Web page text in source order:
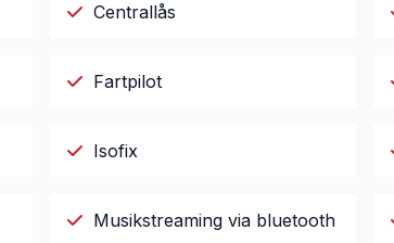
Centrallås
Fartpilot
Isofix
Musikstreaming via bluetooth